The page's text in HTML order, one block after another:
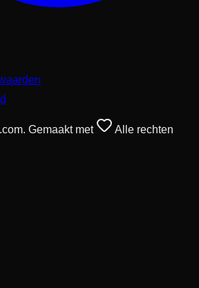
Gemaakt met
Alle rechten